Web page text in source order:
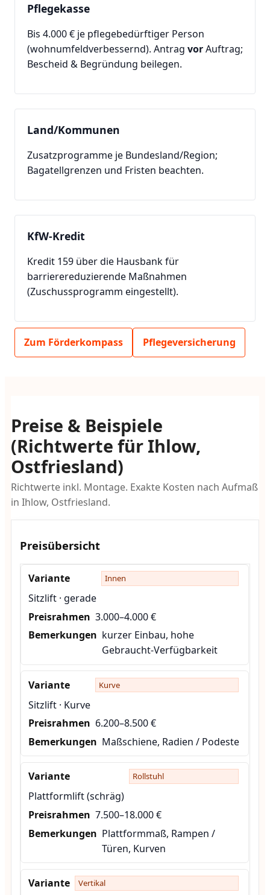
Pflegekasse
Bis 4.000 € je pflegebedürftiger Person
(wohnumfeldverbessernd). Antrag vorAuftrag;
Bescheid & Begründung beilegen.
Land/Kommunen
Zusatzprogramme je Bundesland/Region;
Bagatellgrenzen und Fristen beachten.
KfW-Kredit
Kredit 159 über die Hausbank für
barrierereduzierende Maßnahmen
(Zuschussprogramm eingestellt).
Zum Förderkompass Pflegeversicherung
Preise & Beispiele
(Richtwerte für Ihlow,
Ostfriesland)
Richtwerte inkl. Montage. Exakte Kosten nach Aufmaß
in Ihlow, Ostfriesland.
Preisübersicht
Innen
Sitzlift · gerade
3.000–4.000 €
kurzer Einbau, hohe
Gebraucht-Verfügbarkeit
Kurve
Sitzlift · Kurve
6.200–8.500 €
Maßschiene, Radien / Podeste
Rollstuhl
Plattformlift (schräg)
7.500–18.000 €
Plattformmaß, Rampen /
Türen, Kurven
Vertikal